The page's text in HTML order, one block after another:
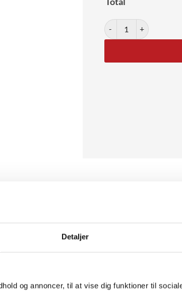
Detaljer
og annoncer, til at vise dig funktioner til
The Woman With The
af Bea Müller er et portræt fyldt med karakter,
selvstændighed og et lille strejf af luksus
og dybere rød-orange elementer, der tilsammen
grafiske linjer og figurer, der både føles
det kan tilføje farve og personlighed, men det